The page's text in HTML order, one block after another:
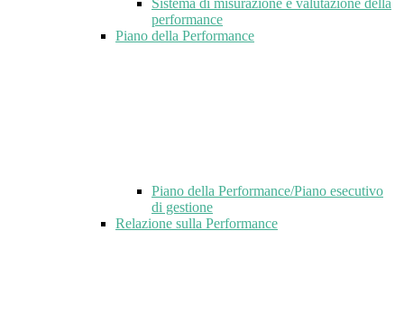
Sistema di misurazione e valutazione della
performance
Piano della Performance
Piano della Performance/Piano esecutivo
di gestione
Relazione sulla Performance